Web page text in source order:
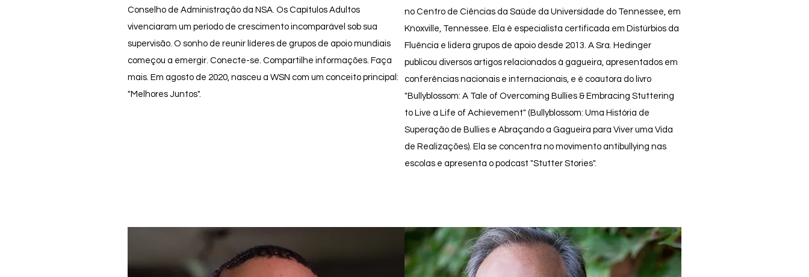
Conselho de Administração da NSA. Os Capítulos Adultos
vivenciaram um período de crescimento incomparável sob sua
supervisão. O sonho de reunir líderes de grupos de apoio mundiais
começou a emergir. Conecte-se. Compartilhe informações. Faça
mais. Em agosto de 2020, nasceu a WSN com um conceito principal:
"Melhores Juntos".
no Centro de Ciências da Saúde da Universidade do Tennessee, em
Knoxville, Tennessee. Ela é especialista certificada em Distúrbios da
Fluência e lidera grupos de apoio desde 2013. A Sra. Hedinger
publicou diversos artigos relacionados à gagueira, apresentados em
conferências nacionais e internacionais, e é coautora do livro
"Bullyblossom: A Tale of Overcoming Bullies & Embracing Stuttering
to Live a Life of Achievement" (Bullyblossom: Uma História de
Superação de Bullies e Abraçando a Gagueira para Viver uma Vida
de Realizações). Ela se concentra no movimento antibullying nas
escolas e apresenta o podcast "Stutter Stories".